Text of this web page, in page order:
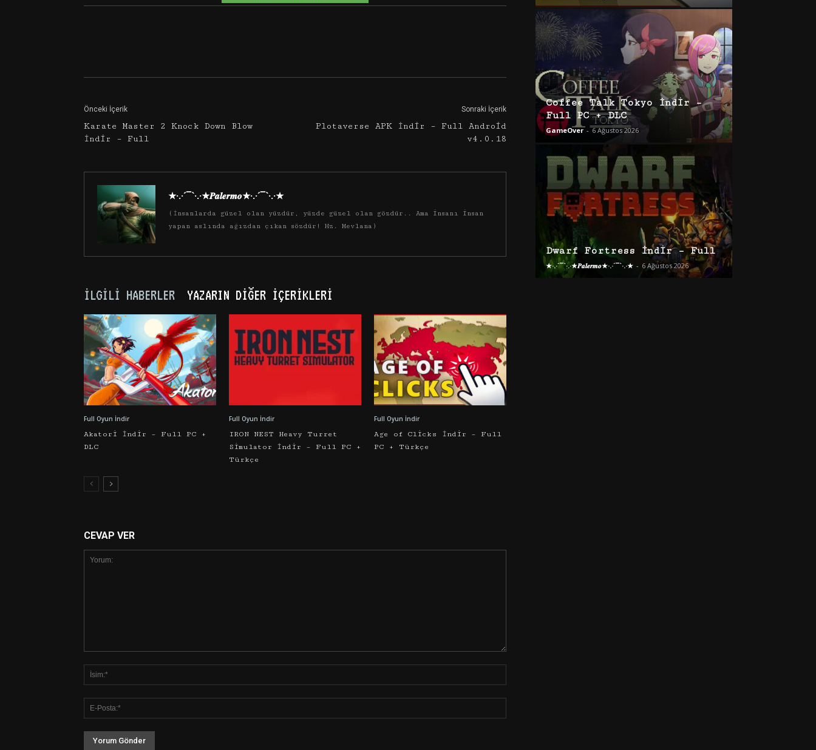
Önceki İçerik
Karate Master 2 Knock Down Blow
İndir – Full
Sonraki İçerik
Plotaverse APK İndir – Full Android
v4.0.18
★·.·´¯`·.·★𝑷𝒂𝒍𝒆𝒓𝒎𝒐★·.·´¯`·.·★
(İnsanlarda güzel olan yüzdür, yüzde güzel olan gözdür.. Ama insanı insan
yapan aslında ağızdan çıkan sözdür! Hz. Mevlana)
İLGILI HABERLER YAZARIN DIĞER İÇERIKLERI
Full Oyun İndir
Akatori İndir – Full PC +
DLC
Full Oyun İndir
IRON NEST Heavy Turret
Simulator İndir – Full PC +
Türkçe
Full Oyun İndir
Age of Clicks İndir – Full
PC + Türkçe
CEVAP VER
Coffee Talk Tokyo İndir –
Full PC + DLC
GameOver - 6 Ağustos 2026
Dwarf Fortress İndir – Full
★·.·´¯`·.·★𝑷𝒂𝒍𝒆𝒓𝒎𝒐★·.·´¯`·.·★ - 6 Ağustos 2026